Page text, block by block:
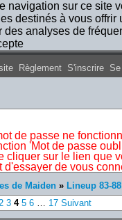
navigation sur ce site
destinés à vous offrir
des analyses de
Iron Maiden
Règlement S'inscrire
de passe ne
'Mot de passe
cliquer sur le lien que
d'essayer de vous
de Maiden » Lineup 83-88
3 4 5 6 … 17 Suivant